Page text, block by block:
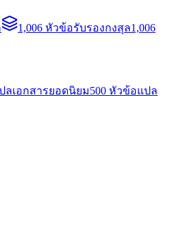
1,006 หัวข้อรับรองกงสุล1,006
ลเอกสารยอดนิยม500 หัวข้อแปล